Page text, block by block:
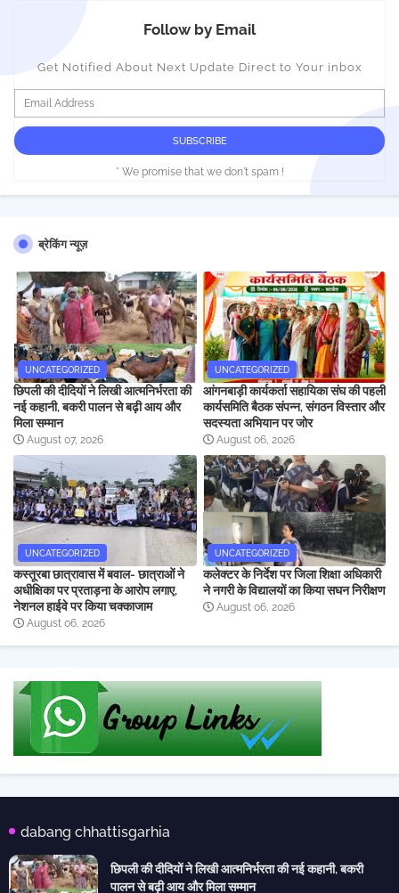
Follow by Email
Get Notified About Next Update Direct to Your inbox
* We promise that we don't spam !
ब्रेकिंग न्यूज़
UNCATEGORIZED
छिपली की दीदियों ने लिखी आत्मनिर्भरता की
नई कहानी, बकरी पालन से बढ़ी आय और
मिला सम्मान
August 07, 2026
UNCATEGORIZED
आंगनबाड़ी कार्यकर्ता सहायिका संघ की पहली
कार्यसमिति बैठक संपन्न, संगठन विस्तार और
सदस्यता अभियान पर जोर
August 06, 2026
UNCATEGORIZED
कस्तूरबा छात्रावास में बवाल- छात्राओं ने
अधीक्षिका पर प्रताड़ना के आरोप लगाए,
नेशनल हाईवे पर किया चक्काजाम
August 06, 2026
UNCATEGORIZED
कलेक्टर के निर्देश पर जिला शिक्षा अधिकारी
ने नगरी के विद्यालयों का किया सघन निरीक्षण
August 06, 2026
dabang chhattisgarhia
छिपली की दीदियों ने लिखी आत्मनिर्भरता की नई कहानी, बकरी
पालन से बढ़ी आय और मिला सम्मान